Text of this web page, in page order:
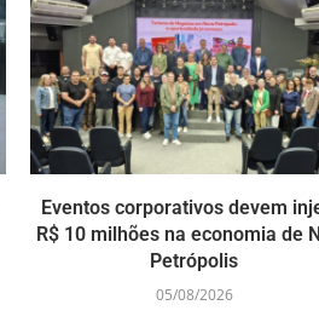
Eventos corporativos devem
R$ 10 milhões na economia de
Petrópolis
05/08/2026